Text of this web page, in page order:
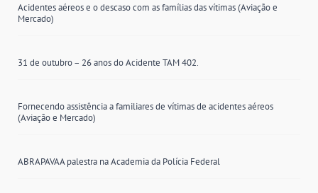
Acidentes aéreos e o descaso com as famílias das vítimas (Aviação e
Mercado)
31 de outubro – 26 anos do Acidente TAM 402.
Fornecendo assistência a familiares de vítimas de acidentes aéreos
(Aviação e Mercado)
ABRAPAVAA palestra na Academia da Polícia Federal